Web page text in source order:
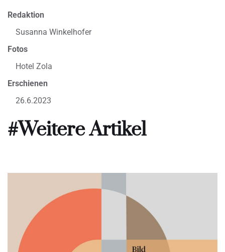
Redaktion
Susanna Winkelhofer
Fotos
Hotel Zola
Erschienen
26.6.2023
#Weitere Artikel